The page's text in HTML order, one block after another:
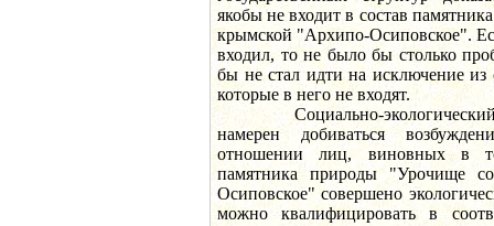
якобы не входит в состав
крымской "Архипо-Осиповское".
входил, то не было бы столько
бы не стал идти на исключение из
которые в него не входят.
Социально-экологический
намерен добиваться
отношении лиц, виновных в
памятника природы "Урочище
Осиповское" совершено
можно квалифицировать в